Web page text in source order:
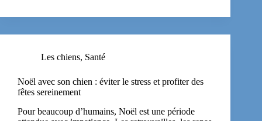
Les chiens, Santé
Noël avec son chien : éviter le stress et profiter des
fêtes sereinement
Pour beaucoup d’humains, Noël est une période